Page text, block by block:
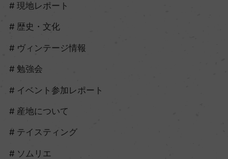
現地レポート
歴史・文化
ヴィンテージ情報
勉強会
イベント参加レポート
産地について
テイスティング
ソムリエ